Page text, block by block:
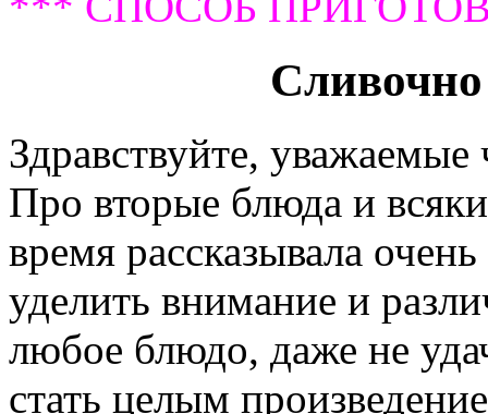
Сливочно
Здравствуйте, уважаемые
Про вторые блюда и
время рассказывала
уделить внимание и
любое блюдо, даже не
стать целым